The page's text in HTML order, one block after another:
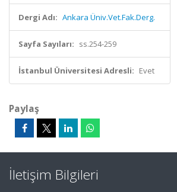
Dergi Adı: Ankara Üniv.Vet.Fak.Derg.
Sayfa Sayıları: ss.254-259
İstanbul Üniversitesi Adresli: Evet
Paylaş
İletişim Bilgileri